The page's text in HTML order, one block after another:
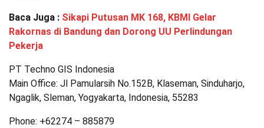
Baca Juga : Sikapi Putusan MK 168, KBMI Gelar
Rakornas di Bandung dan Dorong UU Perlindungan
Pekerja
PT Techno GIS Indonesia
Main Office: Jl Pamularsih No.152B, Klaseman, Sinduharjo,
Ngaglik, Sleman, Yogyakarta, Indonesia, 55283
Phone: +62274 – 885879